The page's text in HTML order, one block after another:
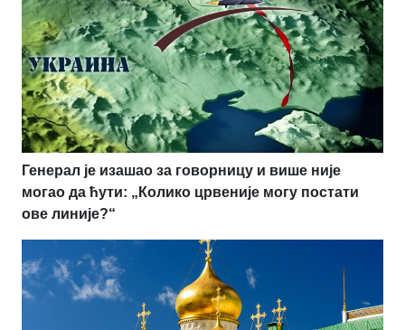
Генерал је изашао за говорницу и више није
могао да ћути: „Колико црвеније могу постати
ове линије?“